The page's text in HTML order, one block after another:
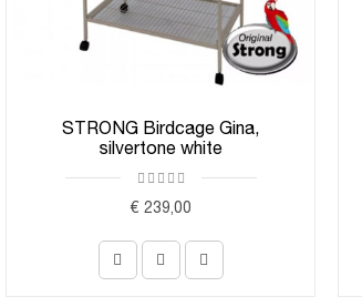
STRONG Birdcage Gina,
silvertone white
€ 239,00